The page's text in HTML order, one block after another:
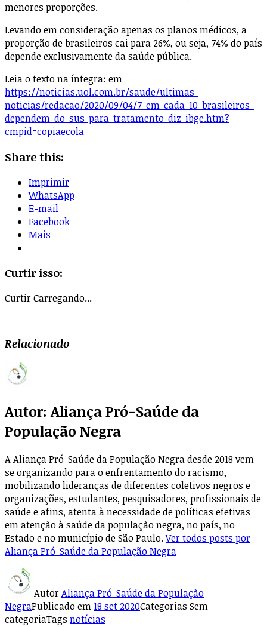
menores proporções.
Levando em consideração apenas os planos médicos, a
proporção de brasileiros cai para 26%, ou seja, 74% do país
depende exclusivamente da saúde pública.
Leia o texto na íntegra: em
https://noticias.uol.com.br/saude/ultimas-
noticias/redacao/2020/09/04/7-em-cada-10-brasileiros-
dependem-do-sus-para-tratamento-diz-ibge.htm?
cmpid=copiaecola
Share this:
Imprimir
WhatsApp
E-mail
Facebook
Mais
Curtir isso:
CurtirCarregando...
Relacionado
Autor: Aliança Pró-Saúde da
População Negra
A Aliança Pró-Saúde da População Negra desde 2018 vem
se organizando para o enfrentamento do racismo,
mobilizando lideranças de diferentes coletivos negros e
organizações, estudantes, pesquisadores, profissionais de
saúde e afins, atenta à necessidade de políticas efetivas
em atenção à saúde da população negra, no país, no
Estado e no município de São Paulo.Ver todos posts por
Aliança Pró-Saúde da População Negra
AutorAliança Pró-Saúde da População
NegraPublicado em18 set 2020Categorias Sem
categoriaTags notícias